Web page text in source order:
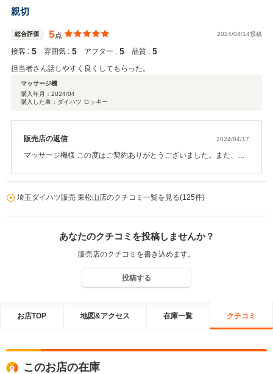
もどうぞよろしくお願いいたします。
親切
総合評価 5点 2024/04/14投稿
接客 : 5 雰囲気 : 5 アフター : 5 品質 : 5
担当者さん話しやすく良くしてもらった。
マッサージ機
購入年月： 2024/04
購入した車：ダイハツ ロッキー
販売店の返信 2024/04/17
マッサージ機様 この度はご契約ありがとうございました。また、高
埼玉ダイハツ販売 東松山店のクチコミ一覧を見る(125件)
あなたのクチコミを投稿しませんか？
販売店のクチコミを書き込めます。
投稿する
お店TOP 地図&アクセス 在庫一覧 クチコミ
このお店の在庫